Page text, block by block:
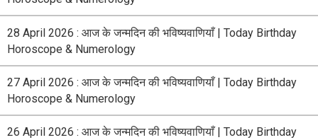
28 April 2026 : आज के जन्मदिन की भविष्यवाणियाँ | Today Birthday
Horoscope & Numerology
27 April 2026 : आज के जन्मदिन की भविष्यवाणियाँ | Today Birthday
Horoscope & Numerology
26 April 2026 : आज के जन्मदिन की भविष्यवाणियाँ | Today Birthday